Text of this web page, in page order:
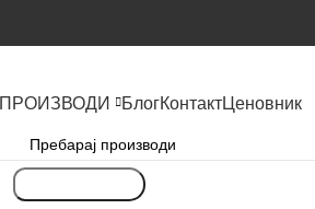
ПРОИЗВОДИ БлогКонтактЦеновник